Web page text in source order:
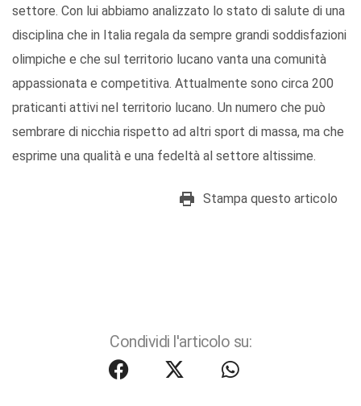
settore. Con lui abbiamo analizzato lo stato di salute di una
disciplina che in Italia regala da sempre grandi soddisfazioni
olimpiche e che sul territorio lucano vanta una comunità
appassionata e competitiva. Attualmente sono circa 200
praticanti attivi nel territorio lucano. Un numero che può
sembrare di nicchia rispetto ad altri sport di massa, ma che
esprime una qualità e una fedeltà al settore altissime.
Stampa questo articolo
Condividi l'articolo su: